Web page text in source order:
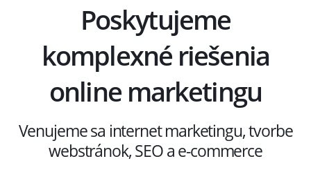
Poskytujeme
komplexné riešenia
online marketingu
Venujeme sa internet marketingu, tvorbe
webstránok, SEO a e-commerce